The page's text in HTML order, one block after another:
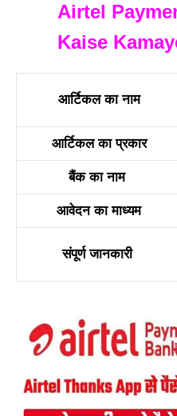
Airtel
Kaise
आर्टिकल का नाम
आर्टिकल का प्रकार
बैंक का नाम
आवेदन का माध्यम
संपूर्ण जानकारी